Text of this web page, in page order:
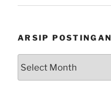
ARSIP POSTINGAN